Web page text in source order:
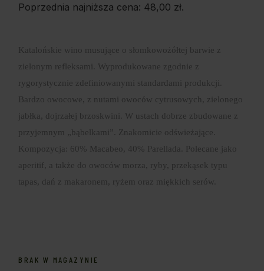
Poprzednia najniższa cena: 48,00 zł.
Katalońskie wino musujące o słomkowożółtej barwie z
zielonym refleksami. Wyprodukowane zgodnie z
rygorystycznie zdefiniowanymi standardami produkcji.
Bardzo owocowe, z nutami owoców cytrusowych, zielonego
jabłka, dojrzałej brzoskwini. W ustach dobrze zbudowane z
przyjemnym „bąbelkami”. Znakomicie odświeżające.
Kompozycja: 60% Macabeo, 40% Parellada. Polecane jako
aperitif, a także do owoców morza, ryby, przekąsek typu
tapas, dań z makaronem, ryżem oraz miękkich serów.
BRAK W MAGAZYNIE